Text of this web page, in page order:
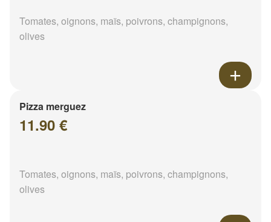
Tomates, oignons, maïs, poivrons, champignons,
olives
Pizza merguez
11.90 €
Tomates, oignons, maïs, poivrons, champignons,
olives